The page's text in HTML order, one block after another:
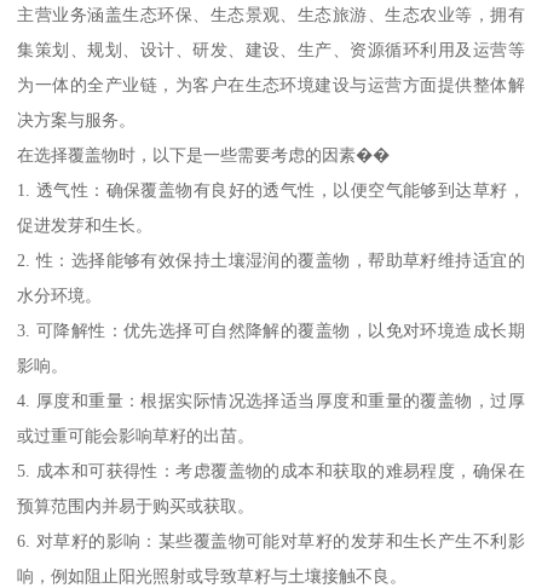
主营业务涵盖生态环保、生态景观、生态旅游、生态农业等，拥有
集策划、规划、设计、研发、建设、生产、资源循环利用及运营等
为一体的全产业链，为客户在生态环境建设与运营方面提供整体解
决方案与服务。
在选择覆盖物时，以下是一些需要考虑的因素��
1. 透气性：确保覆盖物有良好的透气性，以便空气能够到达草籽，
促进发芽和生长。
2. 性：选择能够有效保持土壤湿润的覆盖物，帮助草籽维持适宜的
水分环境。
3. 可降解性：优先选择可自然降解的覆盖物，以免对环境造成长期
影响。
4. 厚度和重量：根据实际情况选择适当厚度和重量的覆盖物，过厚
或过重可能会影响草籽的出苗。
5. 成本和可获得性：考虑覆盖物的成本和获取的难易程度，确保在
预算范围内并易于购买或获取。
6. 对草籽的影响：某些覆盖物可能对草籽的发芽和生长产生不利影
响，例如阻止阳光照射或导致草籽与土壤接触不良。